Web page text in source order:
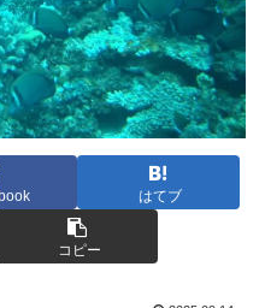
はてブ
コピー